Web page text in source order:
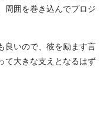
周囲を巻き込んでプロジ
良いので、彼を励ます言
て大きな支えとなるはず